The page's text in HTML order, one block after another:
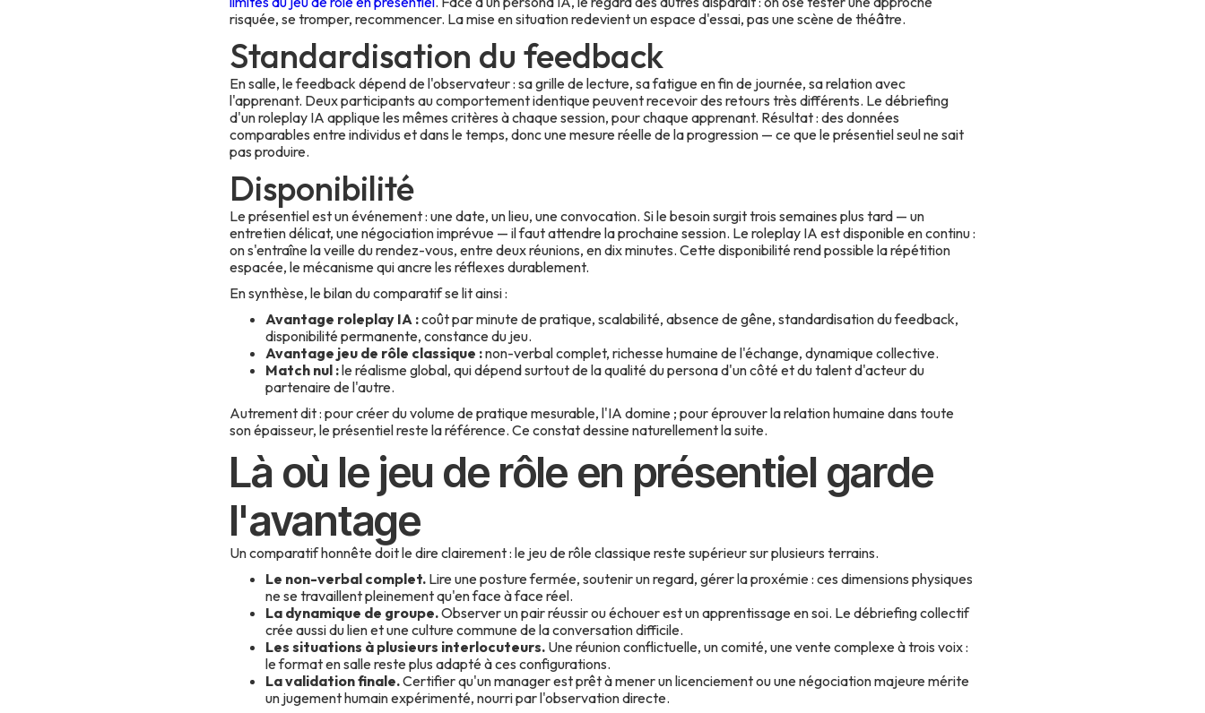
risquée, se tromper, recommencer. La mise en situation redevient un espace d'essai, pas une scène de théâtre.
Standardisation du feedback
En salle, le feedback dépend de l'observateur : sa grille de lecture, sa fatigue en fin de journée, sa relation avec
l'apprenant. Deux participants au comportement identique peuvent recevoir des retours très différents. Le débriefing
d'un roleplay IA applique les mêmes critères à chaque session, pour chaque apprenant. Résultat : des données
comparables entre individus et dans le temps, donc une mesure réelle de la progression — ce que le présentiel seul ne sait
pas produire.
Disponibilité
Le présentiel est un événement : une date, un lieu, une convocation. Si le besoin surgit trois semaines plus tard — un
entretien délicat, une négociation imprévue — il faut attendre la prochaine session. Le roleplay IA est disponible en continu :
on s'entraîne la veille du rendez-vous, entre deux réunions, en dix minutes. Cette disponibilité rend possible la répétition
espacée, le mécanisme qui ancre les réflexes durablement.
En synthèse, le bilan du comparatif se lit ainsi :
Avantage roleplay IA :coût par minute de pratique, scalabilité, absence de gêne, standardisation du feedback,
disponibilité permanente, constance du jeu.
Avantage jeu de rôle classique :non-verbal complet, richesse humaine de l'échange, dynamique collective.
Match nul :le réalisme global, qui dépend surtout de la qualité du persona d'un côté et du talent d'acteur du
partenaire de l'autre.
Autrement dit : pour créer du volume de pratique mesurable, l'IA domine ; pour éprouver la relation humaine dans toute
son épaisseur, le présentiel reste la référence. Ce constat dessine naturellement la suite.
Là où le jeu de rôle en présentiel garde
l'avantage
Un comparatif honnête doit le dire clairement : le jeu de rôle classique reste supérieur sur plusieurs terrains.
Le non-verbal complet.Lire une posture fermée, soutenir un regard, gérer la proxémie : ces dimensions physiques
ne se travaillent pleinement qu'en face à face réel.
La dynamique de groupe.Observer un pair réussir ou échouer est un apprentissage en soi. Le débriefing collectif
crée aussi du lien et une culture commune de la conversation difficile.
Les situations à plusieurs interlocuteurs.Une réunion conflictuelle, un comité, une vente complexe à trois voix :
le format en salle reste plus adapté à ces configurations.
La validation finale.Certifier qu'un manager est prêt à mener un licenciement ou une négociation majeure mérite
un jugement humain expérimenté, nourri par l'observation directe.